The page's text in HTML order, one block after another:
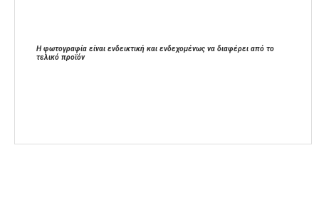
Η φωτογραφία είναι ενδεικτική και ενδεχομένως να διαφέρει από το
τελικό προϊόν